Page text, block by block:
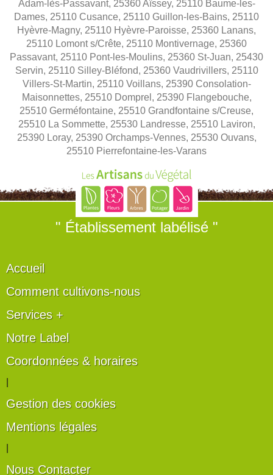
Adam-lès-Passavant, 25360 Aïssey, 25110 Baume-les-
Dames, 25110 Cusance, 25110 Guillon-les-Bains, 25110
Hyèvre-Magny, 25110 Hyèvre-Paroisse, 25360 Lanans,
25110 Lomont s/Crête, 25110 Montivernage, 25360
Passavant, 25110 Pont-les-Moulins, 25360 St-Juan, 25430
Servin, 25110 Silley-Bléfond, 25360 Vaudrivillers, 25110
Villers-St-Martin, 25110 Voillans, 25390 Consolation-
Maisonnettes, 25510 Domprel, 25390 Flangebouche,
25510 Germéfontaine, 25510 Grandfontaine s/Creuse,
25510 La Sommette, 25530 Landresse, 25510 Laviron,
25390 Loray, 25390 Orchamps-Vennes, 25530 Ouvans,
25510 Pierrefontaine-les-Varans
" Établissement labélisé "
Accueil
Comment cultivons-nous
Services +
Notre Label
Coordonnées & horaires
Gestion des cookies
Mentions légales
Nous Contacter